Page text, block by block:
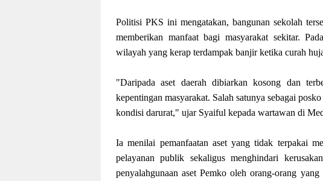
Politisi PKS ini mengatakan, bangunan sekolah
memberikan manfaat bagi masyarakat sekitar.
wilayah yang kerap terdampak banjir ketika curah
"Daripada aset daerah dibiarkan kosong dan
kepentingan masyarakat. Salah satunya sebagai
kondisi darurat," ujar Syaiful kepada wartawan di
Ia menilai pemanfaatan aset yang tidak terpakai
pelayanan publik sekaligus menghindari
penyalahgunaan aset Pemko oleh orang-orang